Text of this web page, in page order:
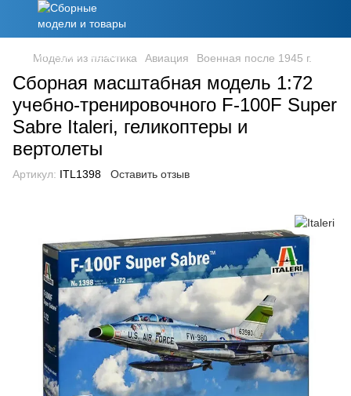
Модели из пластика Авиация Военная после 1945 г.
Сборная масштабная модель 1:72
учебно-тренировочного F-100F Super
Sabre Italeri, геликоптеры и
вертолеты
Артикул: ITL1398 Оставить отзыв